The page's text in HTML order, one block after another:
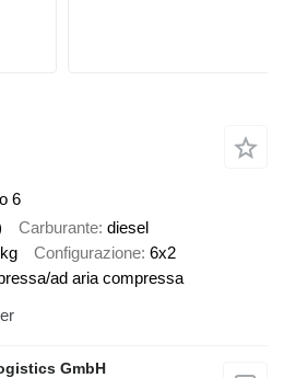
6
Carburante diesel
Configurazione 6x2
ad aria compressa
GmbH